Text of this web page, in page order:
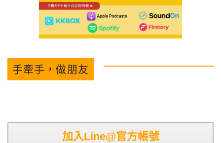
手牽手，做朋友
加入Line@官方帳號